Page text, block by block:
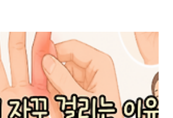
련이 있을 수도 있습니다그렇다면 왜 유독
가락이 저린지에 따라 원인도 달라질까요?손
떤 검사를 받는지, 주사나 수술까지 필요한
터널증후군, 손목보다 손가락이 먼저 저릴
은 손목 안쪽의 좁은 통로인 수근관을 지나
서 나타나는 질..